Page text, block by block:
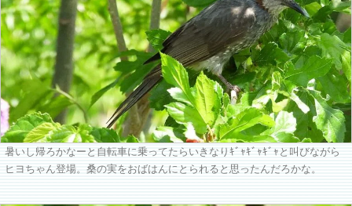
暑いし帰ろかなーと自転車に乗ってたらいきなりｷﾞｬｷﾞｬｷﾞｬと叫びながら
ヒヨちゃん登場。桑の実をおばはんにとられると思ったんだろかな。